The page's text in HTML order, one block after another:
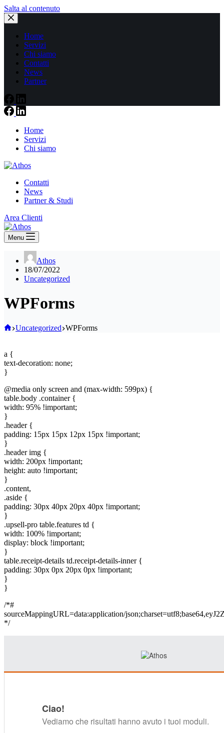
Salta al contenuto
Home
Servizi
Chi siamo
Contatti
News
Partner
Home
Servizi
Chi siamo
Contatti
News
Partner & Studi
Area Clienti
Menu
Athos
18/07/2022
Uncategorized
WPForms
Home
Uncategorized WPForms
a {
text-decoration: none;
}
@media only screen and (max-width: 599px) {
table.body .container {
width: 95% !important;
}
.header {
padding: 15px 15px 12px 15px !important;
}
.header img {
width: 200px !important;
height: auto !important;
}
.content,
.aside {
padding: 30px 40px 20px 40px !important;
}
.upsell-pro table.features td {
width: 100% !important;
display: block !important;
}
table.receipt-details td.receipt-details-inner {
padding: 30px 0px 20px 0px !important;
}
}
/*#
sourceMappingURL=data:application/
*/
Ciao!
Vediamo che risultati hanno avuto i tuoi moduli.